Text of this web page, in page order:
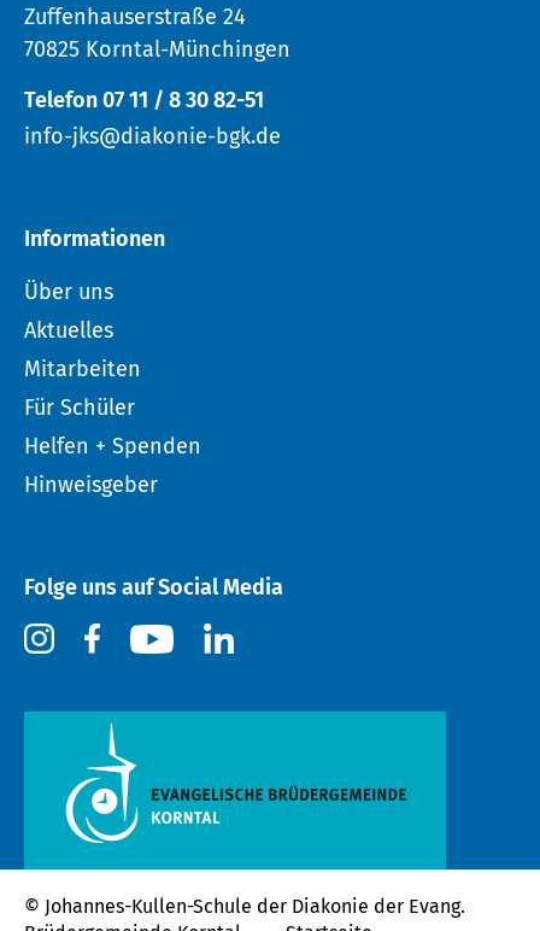
Zuffenhauserstraße 24
70825 Korntal-Münchingen
Telefon 07 11 / 8 30 82-51
info-jks@diakonie-bgk.de
Informationen
Über uns
Aktuelles
Mitarbeiten
Für Schüler
Helfen + Spenden
Hinweisgeber
Folge uns auf Social Media
© Johannes-Kullen-Schule der Diakonie der Evang.